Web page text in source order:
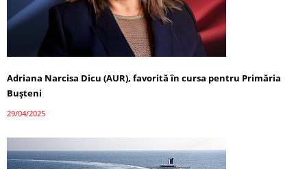
Adriana Narcisa Dicu (AUR), favorită în cursa pentru Primăria
Bușteni
29/04/2025